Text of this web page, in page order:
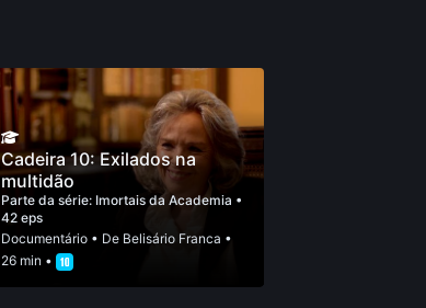
Cadeira 10: Exilados na
multidão
Parte da série: Imortais da Academia •
42 eps
Documentário • De Belisário Franca •
26 min •